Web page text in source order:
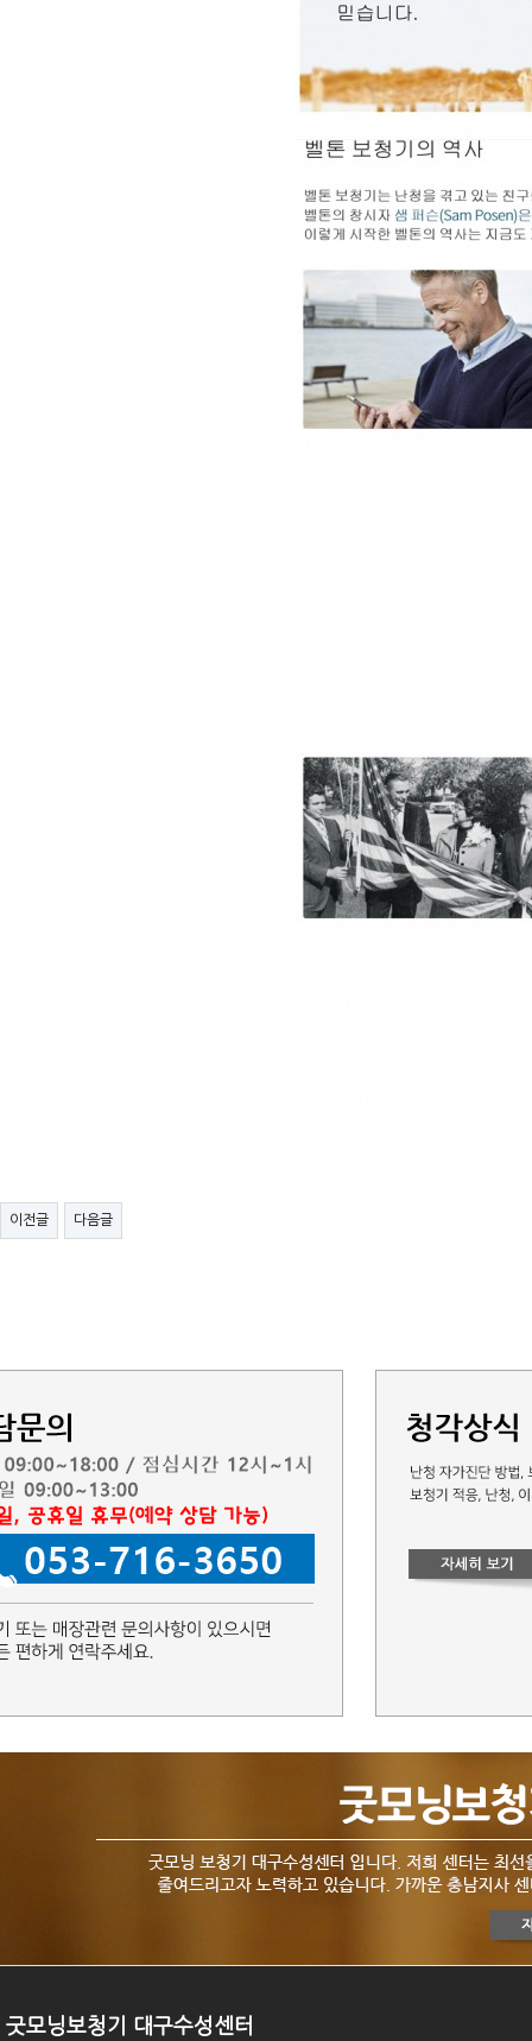
이전글 다음글
굿모닝보청기 대구수성센터